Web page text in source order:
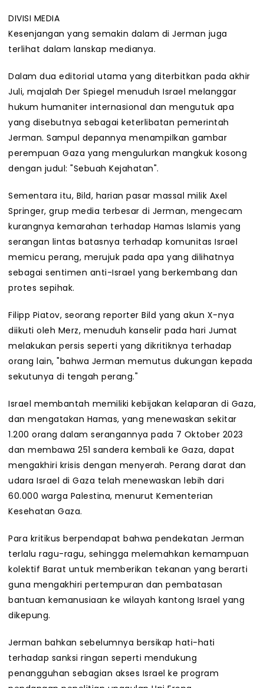
DIVISI MEDIA
Kesenjangan yang semakin dalam di Jerman juga
terlihat dalam lanskap medianya.
Dalam dua editorial utama yang diterbitkan pada akhir
Juli, majalah Der Spiegel menuduh Israel melanggar
hukum humaniter internasional dan mengutuk apa
yang disebutnya sebagai keterlibatan pemerintah
Jerman. Sampul depannya menampilkan gambar
perempuan Gaza yang mengulurkan mangkuk kosong
dengan judul: "Sebuah Kejahatan".
Sementara itu, Bild, harian pasar massal milik Axel
Springer, grup media terbesar di Jerman, mengecam
kurangnya kemarahan terhadap Hamas Islamis yang
serangan lintas batasnya terhadap komunitas Israel
memicu perang, merujuk pada apa yang dilihatnya
sebagai sentimen anti-Israel yang berkembang dan
protes sepihak.
Filipp Piatov, seorang reporter Bild yang akun X-nya
diikuti oleh Merz, menuduh kanselir pada hari Jumat
melakukan persis seperti yang dikritiknya terhadap
orang lain, "bahwa Jerman memutus dukungan kepada
sekutunya di tengah perang."
Israel membantah memiliki kebijakan kelaparan di Gaza,
dan mengatakan Hamas, yang menewaskan sekitar
1.200 orang dalam serangannya pada 7 Oktober 2023
dan membawa 251 sandera kembali ke Gaza, dapat
mengakhiri krisis dengan menyerah. Perang darat dan
udara Israel di Gaza telah menewaskan lebih dari
60.000 warga Palestina, menurut Kementerian
Kesehatan Gaza.
Para kritikus berpendapat bahwa pendekatan Jerman
terlalu ragu-ragu, sehingga melemahkan kemampuan
kolektif Barat untuk memberikan tekanan yang berarti
guna mengakhiri pertempuran dan pembatasan
bantuan kemanusiaan ke wilayah kantong Israel yang
dikepung.
Jerman bahkan sebelumnya bersikap hati-hati
terhadap sanksi ringan seperti mendukung
penangguhan sebagian akses Israel ke program